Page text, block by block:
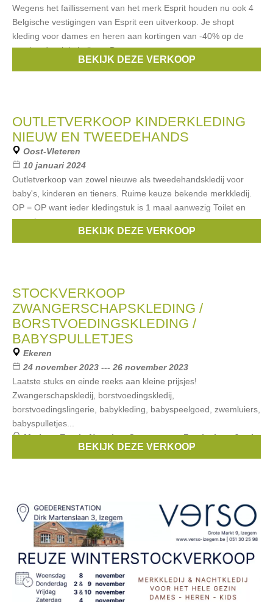
Wegens het faillissement van het merk Esprit houden nu ook 4
Belgische vestigingen van Esprit een uitverkoop. Je shopt
kleding voor dames en heren aan kortingen van -40% op de
getekende winkelprijzen. De
EspritBEKIJK DEZE VERKOOP
OUTLETVERKOOP KINDERKLEDING
NIEUW EN TWEEDEHANDS
Oost-Vleteren
10 januari 2024
Outletverkoop van zowel nieuwe als tweedehandskledij voor
baby's, kinderen en tieners. Ruime keuze bekende merkkledij.
OP = OP want ieder kledingstuk is 1 maal aanwezig Toilet en
pasruimte ter
Mexx,Esprit, Noppies,Noukies,
BEKIJK DEZE VERKOOP
STOCKVERKOOP
ZWANGERSCHAPSKLEDING /
BORSTVOEDINGSKLEDING /
BABYSPULLETJES
Ekeren
24 november 2023 --- 26 november 2023
Laatste stuks en einde reeks aan kleine prijsjes!
Zwangerschapskledij, borstvoedingskledij,
borstvoedingslingerie, babykleding, babyspeelgoed, zwemluiers,
babyspulletjes...
Merken:Esprit,Noppies,Queen mum,Feetje,Love2wait,
BEKIJK DEZE VERKOOP